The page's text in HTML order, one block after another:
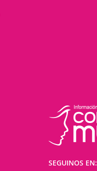
SEGUINOS EN: